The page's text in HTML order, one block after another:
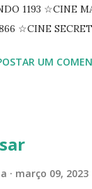
1193 ☆CINE
☆CINE
IRIS RUA
24 DE MAIO
UM
março 09, 2023